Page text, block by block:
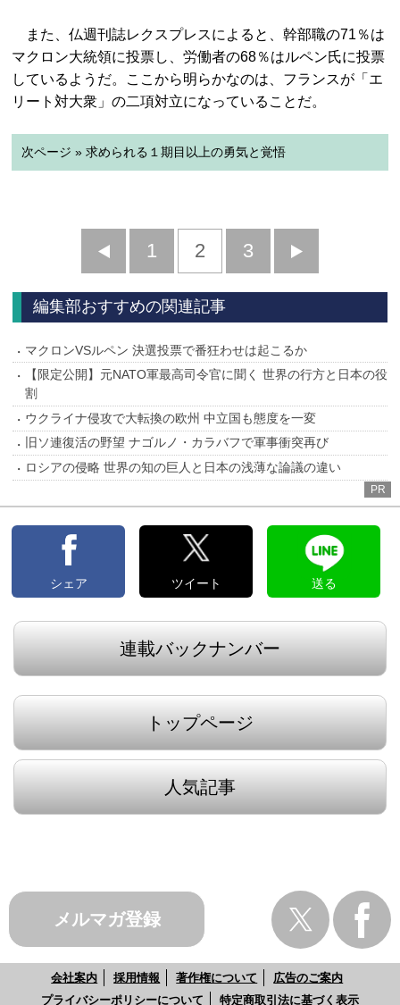
また、仏週刊誌レクスプレスによると、幹部職の71％は
マクロン大統領に投票し、労働者の68％はルペン氏に投票
しているようだ。ここから明らかなのは、フランスが「エ
リート対大衆」の二項対立になっていることだ。
次ページ » 求められる１期目以上の勇気と覚悟
前
へ
1 2 3
へ
編集部おすすめの関連記事
マクロンVSルペン 決選投票で番狂わせは起こるか
【限定公開】元NATO軍最高司令官に聞く 世界の行方と日本の役
割
ウクライナ侵攻で大転換の欧州 中立国も態度を一変
旧ソ連復活の野望 ナゴルノ・カラバフで軍事衝突再び
ロシアの侵略 世界の知の巨人と日本の浅薄な論議の違い
PR
シェア ツイート 送る
連載バックナンバー
トップページ
人気記事
メルマガ登録
会社案内 採用情報 著作権について
広告のご案内
プライバシーポリシーについて
特定商取引法に基づく表示